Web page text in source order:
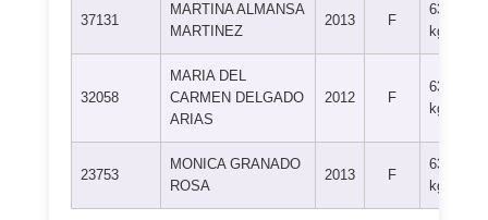
37131
MARTINA ALMANSA
MARTINEZ
2013 F
63+
kg
32058
MARIA DEL
CARMEN DELGADO
ARIAS
2012 F
63+
kg
23753
MONICA GRANADO
ROSA
2013 F
63+
kg